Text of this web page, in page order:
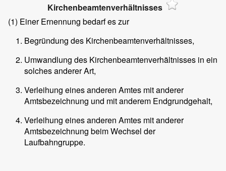
Kirchenbeamtenverhältnisses
(1) Einer Ernennung bedarf es zur
Begründung des Kirchenbeamtenverhältnisses,
Umwandlung des Kirchenbeamtenverhältnisses in ein
solches anderer Art,
Verleihung eines anderen Amtes mit anderer
Amtsbezeichnung und mit anderem Endgrundgehalt,
Verleihung eines anderen Amtes mit anderer
Amtsbezeichnung beim Wechsel der
Laufbahngruppe.